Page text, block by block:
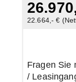
22.664,- €
Fragen Sie
/